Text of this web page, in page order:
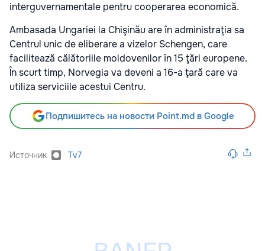
interguvernamentale pentru cooperarea economică.
Ambasada Ungariei la Chişinău are în administraţia sa
Centrul unic de eliberare a vizelor Schengen, care
facilitează călătoriile moldovenilor în 15 ţări europene.
În scurt timp, Norvegia va deveni a 16-a ţară care va
utiliza serviciile acestui Centru.
Подпишитесь на новости Point.md в Google
Источник Tv7